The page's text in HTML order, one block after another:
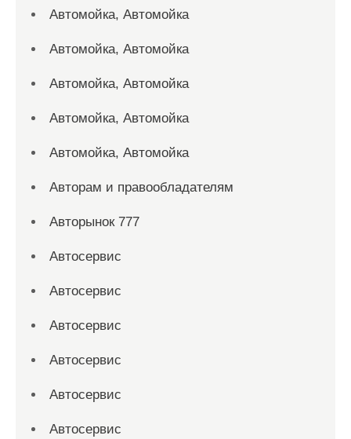
Автомойка, Автомойка
Автомойка, Автомойка
Автомойка, Автомойка
Автомойка, Автомойка
Автомойка, Автомойка
Авторам и правообладателям
Авторынок 777
Автосервис
Автосервис
Автосервис
Автосервис
Автосервис
Автосервис